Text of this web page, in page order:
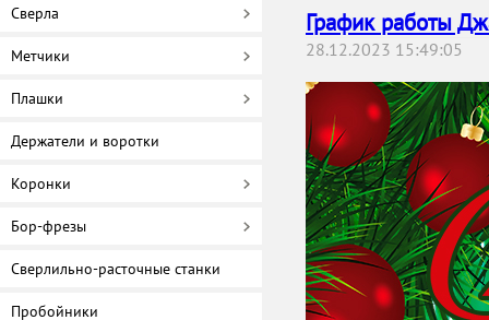
Сверла
Метчики
Плашки
Держатели и воротки
Коронки
Бор-фрезы
Сверлильно-расточные станки
Пробойники
График работы
28.12.2023 15:49:05